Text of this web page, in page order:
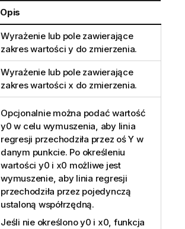
Opis
Wyrażenie lub pole zawierające
zakres wartości ydo zmierzenia.
Wyrażenie lub pole zawierające
zakres wartości x do zmierzenia.
Opcjonalnie można podać wartość
y0 w celu wymuszenia, aby linia
regresji przechodziła przez oś Y w
danym punkcie. Po określeniu
wartości y0 i x0 możliwe jest
wymuszenie, aby linia regresji
przechodziła przez pojedynczą
ustaloną współrzędną.
Jeśli nie określonoy0 i x0, funkcja